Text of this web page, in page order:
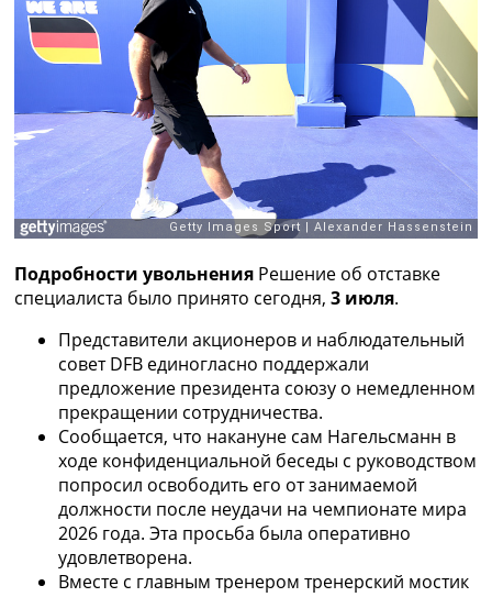
Categories
Главная
Новости футбола
Видео
Трансферы
Новости футбола Украины
Последние комментарии
Конкурс прогнозов
Логин
Правила
Коллективный прогноз
Турниры
Чемпионат Мира
Украина. Премьер-Лига
Украина. Первая Лига
Лига Чемпионов
Англия. Премьер Лига
Испания. Ла Лига
Другие Турниры >>>
Таблицы
Таблицы групп Чемпионата Мира
Украина. Премьер-Лига
Подробности увольнения Решение об отставке
специалиста было принято сегодня, 3 июля.
Представители акционеров и наблюдательный
совет DFB единогласно поддержали
предложение президента союзу о немедленном
прекращении сотрудничества.
Сообщается, что накануне сам Нагельсманн в
ходе конфиденциальной беседы с руководством
попросил освободить его от занимаемой
должности после неудачи на чемпионате мира
2026 года. Эта просьба была оперативно
удовлетворена.
Вместе с главным тренером тренерский мостик